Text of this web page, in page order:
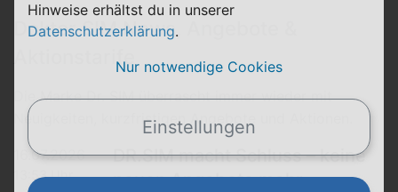
Doktor SIM News, Angebote &
Aktionstarife
Die Marke Dr. SIM überrascht immer wieder mit
Neuigkeiten, kurzfristigen Angebote und Aktionen.
16.07.2026
13:53 Uhr
DR.SIM macht Schluss – keine
neuen Angebote mehr
Hinweise erhältst du in unserer
Datenschutzerklärung.
Nur notwendige Cookies
Einstellungen